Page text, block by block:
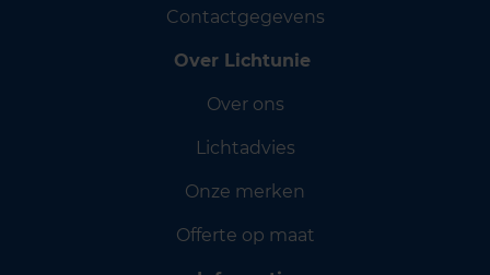
Contactgegevens
Over Lichtunie
Over ons
Lichtadvies
Onze merken
Offerte op maat